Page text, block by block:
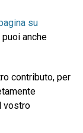
su
anche
contributo, per
vostro